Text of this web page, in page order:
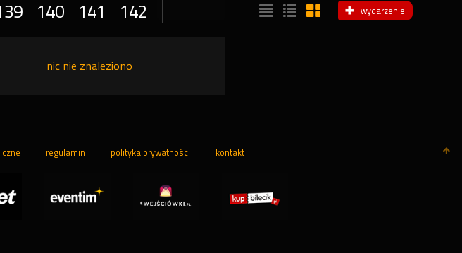
wydarzenie
140 141 142
nic nie znaleziono
regulamin polityka prywatności kontakt